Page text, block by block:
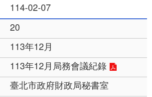
114-02-07
20
113年12月
113年12月局務會議紀錄
臺北市政府財政局秘書室